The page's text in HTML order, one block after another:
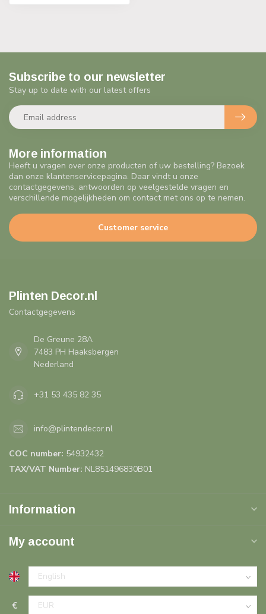
More information
Heeft u vragen over onze producten of uw bestelling? Bezoek
dan onze klantenservicepagina. Daar vindt u onze
contactgegevens, antwoorden op veelgestelde vragen en
verschillende mogelijkheden om contact met ons op te nemen.
Customer service
Subscribe to our newsletter
Stay up to date with our latest offers
Plinten Decor.nl
Contactgegevens
De Greune 28A
7483 PH Haaksbergen
Nederland
+31 53 435 82 35
info@plintendecor.nl
COC number: 54932432
TAX/VAT Number: NL851496830B01
Information
My account
€